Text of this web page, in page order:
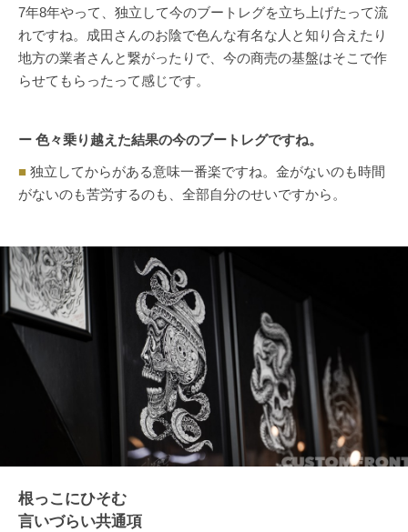
7年8年やって、独立して今のブートレグを立ち上げたって流
れですね。成田さんのお陰で色んな有名な人と知り合えたり
地方の業者さんと繋がったりで、今の商売の基盤はそこで作
らせてもらったって感じです。
ー 色々乗り越えた結果の今のブートレグですね。
■ 独立してからがある意味一番楽ですね。金がないのも時間
がないのも苦労するのも、全部自分のせいですから。
根っこにひそむ
言いづらい共通項